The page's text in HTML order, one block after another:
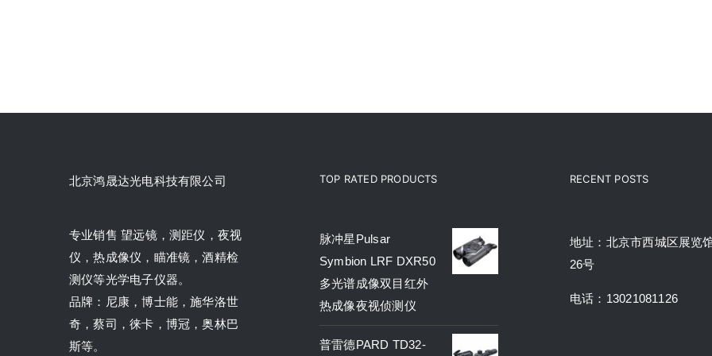
北京鸿晟达光电科技有限公司
专业销售 望远镜，测距仪，夜视
仪，热成像仪，瞄准镜，酒精检
测仪等光学电子仪器。
品牌：尼康，博士能，施华洛世
奇，蔡司，徕卡，博冠，奥林巴
斯等。
TOP RATED PRODUCTS
脉冲星Pulsar
Symbion LRF DXR50
多光谱成像双目红外
热成像夜视侦测仪
普雷德PARD TD32-
RECENT POSTS
地址：北京市西城区展览
26号
电话：13021081126